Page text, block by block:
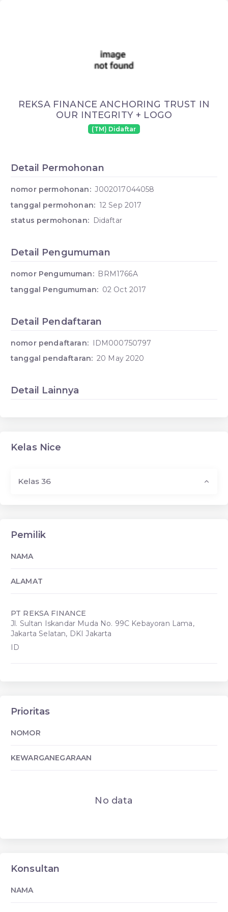
REKSA FINANCE ANCHORING TRUST IN
OUR INTEGRITY + LOGO
(TM) Didaftar
Detail Permohonan
nomor permohonan: J002017044058
tanggal permohonan: 12 Sep 2017
status permohonan: Didaftar
Detail Pengumuman
nomor Pengumuman: BRM1766A
tanggal Pengumuman: 02 Oct 2017
Detail Pendaftaran
nomor pendaftaran: IDM000750797
tanggal pendaftaran: 20 May 2020
Detail Lainnya
Kelas Nice
Kelas 36
Pemilik
NAMA
ALAMAT
PT REKSA FINANCE
Jl. Sultan Iskandar Muda No. 99C Kebayoran Lama,
Jakarta Selatan, DKI Jakarta
ID
Prioritas
NOMOR
KEWARGANEGARAAN
No data
Konsultan
NAMA